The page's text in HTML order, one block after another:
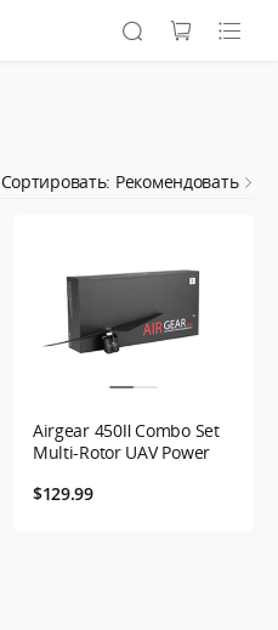
Сортировать: Рекомендовать
Airgear 450Ⅱ Combo Set
Multi-Rotor UAV Power
$129.99